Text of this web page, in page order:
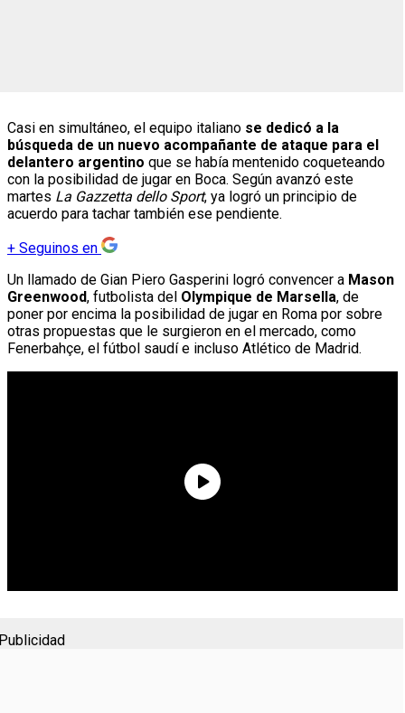
Casi en simultáneo, el equipo italiano se dedicó a la
búsqueda de un nuevo acompañante de ataque para el
delantero argentino que se había mentenido coqueteando
con la posibilidad de jugar en Boca. Según avanzó este
martes La Gazzetta dello Sport, ya logró un principio de
acuerdo para tachar también ese pendiente.
+ Seguinos en
Un llamado de Gian Piero Gasperini logró convencer a Mason
Greenwood, futbolista del Olympique de Marsella, de
poner por encima la posibilidad de jugar en Roma por sobre
otras propuestas que le surgieron en el mercado, como
Fenerbahçe, el fútbol saudí e incluso Atlético de Madrid.